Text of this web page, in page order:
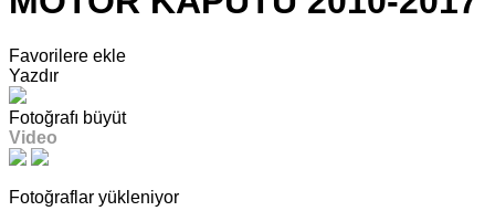
Favorilere ekle
Yazdır
Fotoğrafı büyüt
Video
Fotoğraflar yükleniyor